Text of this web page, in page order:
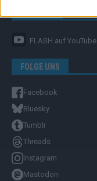
FLASH auf YouTube
FOLGE UNS
Facebook
Bluesky
Tumblr
Threads
Instagram
Mastodon